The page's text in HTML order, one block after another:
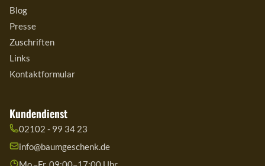
Blog
Presse
Zuschriften
Links
Kontaktformular
Kundendienst
02102 - 99 34 23
info@baumgeschenk.de